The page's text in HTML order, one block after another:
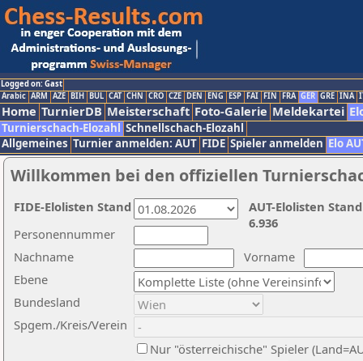
Logged on: Gast
Arabic ARM AZE BIH BUL CAT CHN CRO CZE DEN ENG ESP FAI FIN FRA GER GRE INA
Home TurnierDB Meisterschaft Foto-Galerie Meldekartei
Turnierschach-Elozahl Schnellschach-Elozahl
Allgemeines Turnier anmelden: AUT FIDE Spieler anmelden Elo
Willkommen bei den offiziellen
Nachname
Vorname
Ebene
Personennummer
Bundesland
Spgem./Kreis/Verein
Nur "österreichische" Spieler
AUT-Elolisten
6.936
FIDE-Elolisten Stand